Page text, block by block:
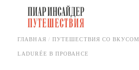
contentГЛАВНАЯ ПУТЕШЕСТВИЯ СО ВКУСОМ
LADURÉE В ПРОВАНСЕ